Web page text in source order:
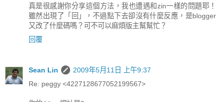
真是很感謝你分享這個方法，我也遭遇和zin一樣的問題耶！
雖然出現了「回」，不過點下去卻沒有什麼反應，是blogger
又改了什麼碼嗎？可不可以麻煩版主幫幫忙？
回覆
Sean Lin
2009年5月11日 上午9:37
Re: peggy <4227128677052199567>